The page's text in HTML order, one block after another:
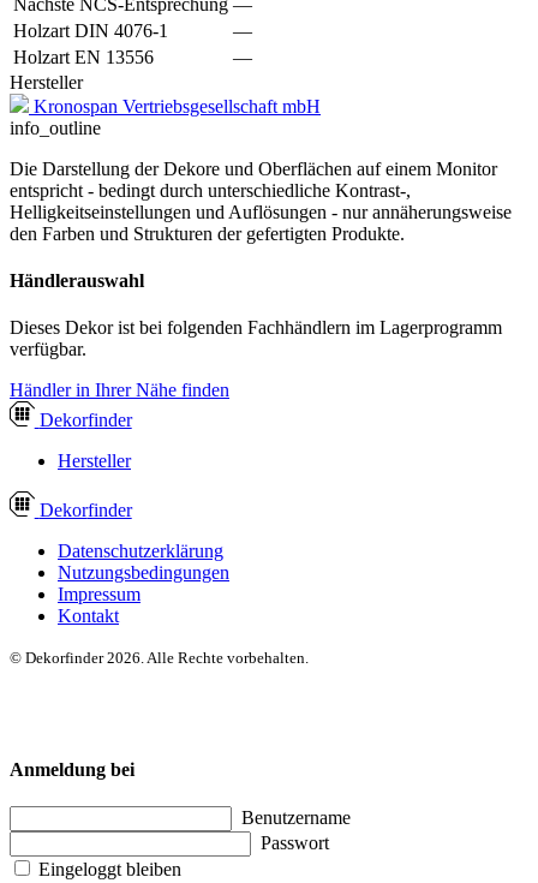
Holzart DIN 4076-1
—
Holzart EN 13556
—
Hersteller
Kronospan Vertriebsgesellschaft mbH
info_outline
Die Darstellung der Dekore und Oberflächen auf einem Monitor
entspricht - bedingt durch unterschiedliche Kontrast-,
Helligkeitseinstellungen und Auflösungen - nur annäherungsweise
den Farben und Strukturen der gefertigten Produkte.
Händlerauswahl
Dieses Dekor ist bei folgenden Fachhändlern im Lagerprogramm
verfügbar.
Händler in Ihrer Nähe finden
Dekorfinder
Hersteller
Dekorfinder
Datenschutzerklärung
Nutzungsbedingungen
Impressum
Kontakt
© Dekorfinder 2026. Alle Rechte vorbehalten.
Anmeldung bei
Benutzername
Passwort
Eingeloggt bleiben